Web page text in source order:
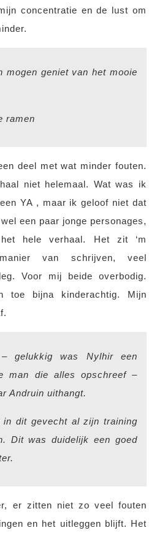
concentratie en de lust om
mogen geniet van het mooie
ramen
deel met wat minder fouten.
niet helemaal. Wat was ik
YA , maar ik geloof niet dat
een paar jonge personages,
hele verhaal. Het zit ‘m
van schrijven, veel
Voor mij beide overbodig.
bijna kinderachtig. Mijn
gelukkig was Nylhir een
man die alles opschreef –
Andruin uithangt.
dit gevecht al zijn training
Dit was duidelijk een goed
er zitten niet zo veel fouten
en het uitleggen blijft. Het